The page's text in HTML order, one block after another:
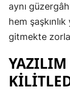
aynı
hem
gitmekte
YAZILIM